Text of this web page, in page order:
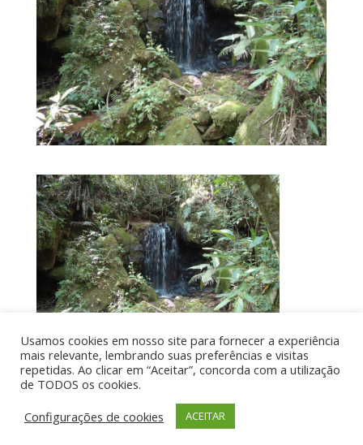
Por aí de Barraca - direitos reservados - Desenvolvido
por UIA WEB
Usamos cookies em nosso site para fornecer a experiência
mais relevante, lembrando suas preferências e visitas
repetidas. Ao clicar em “Aceitar”, concorda com a utilização
de TODOS os cookies.
Configurações de cookies
ACEITAR